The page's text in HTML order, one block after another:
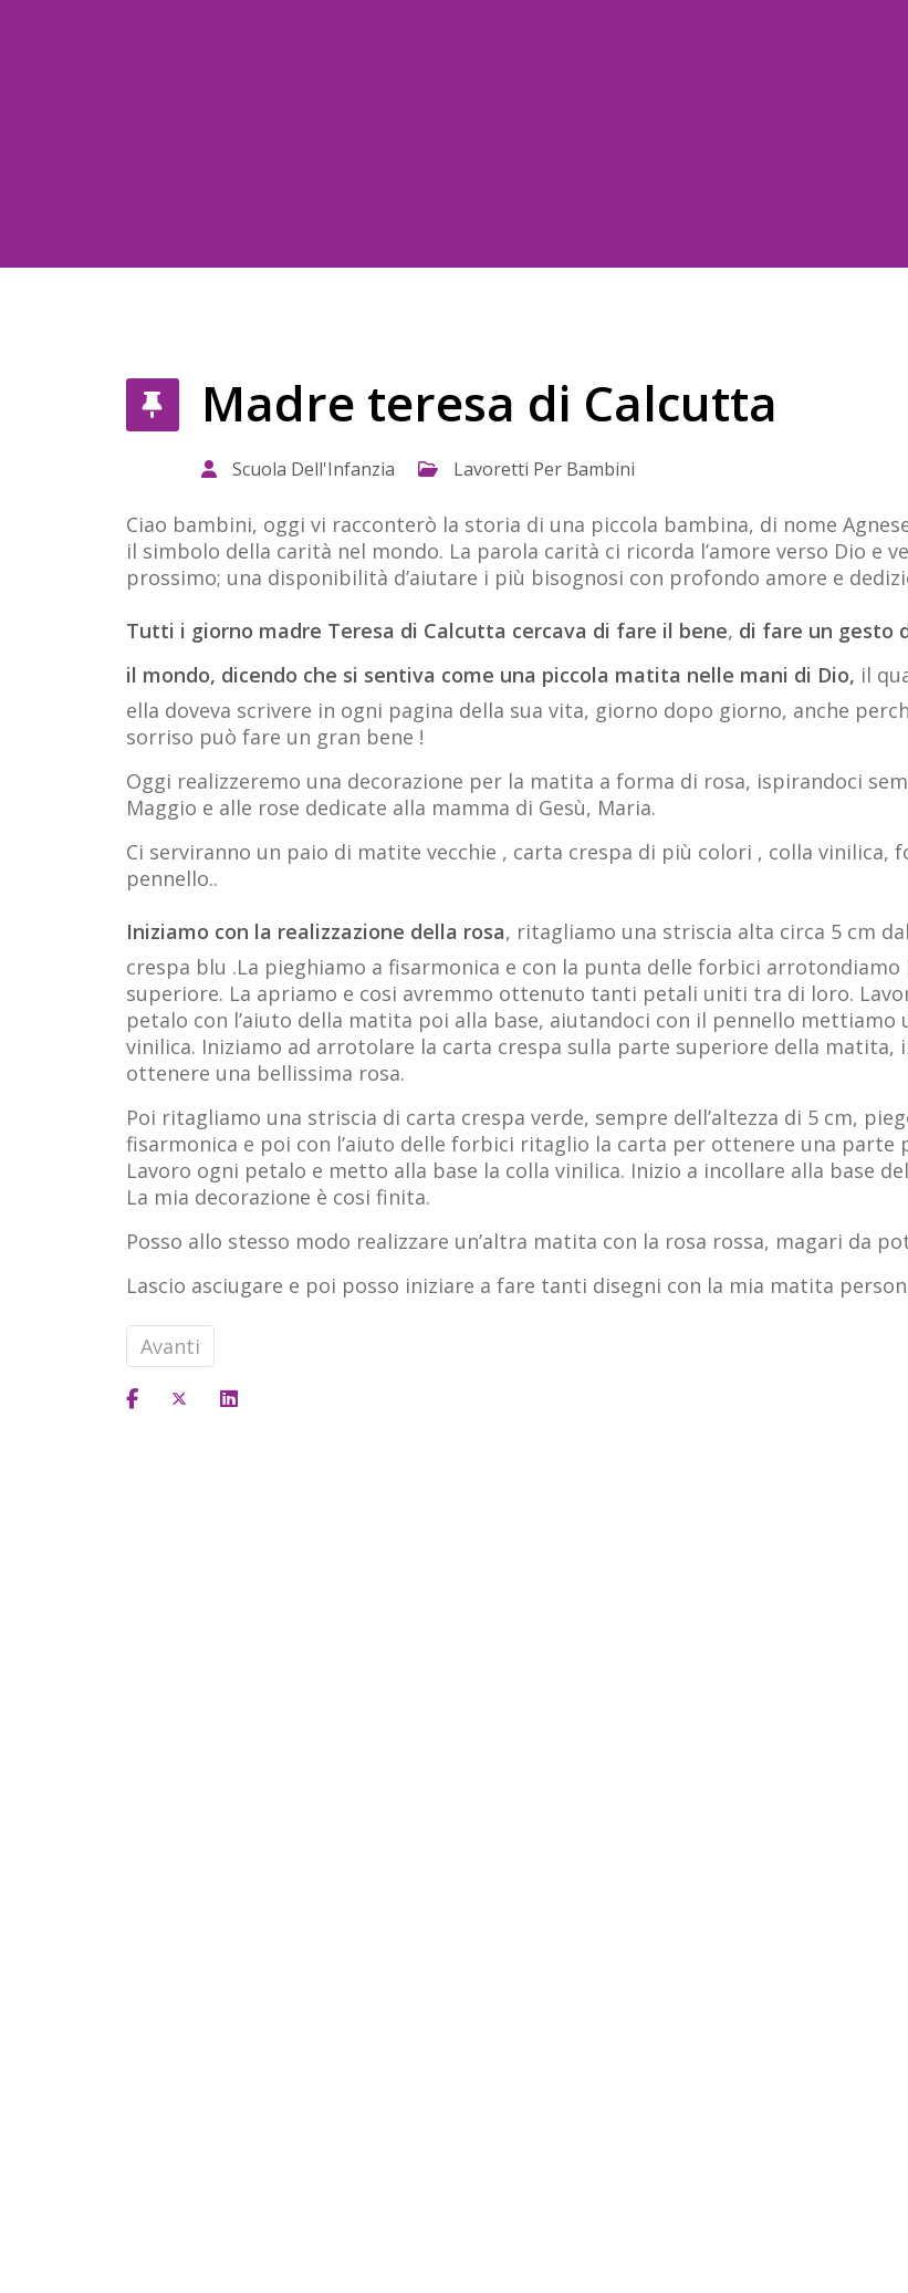
Madre teresa di Calcutta
Scuola Dell'Infanzia Lavoretti Per Bambini
Ciao bambini, oggi vi racconterò la storia di una piccola bambina, di nome
il simbolo della carità nel mondo. La parola carità ci ricorda l’amore verso Dio e
prossimo; una disponibilità d’aiutare i più bisognosi con profondo amore e
Tutti i giorno madre Teresa di Calcutta cercava di fare il bene, di fare un gesto
il mondo, dicendo che si sentiva come una piccola matita nelle mani di Dio, il
ella doveva scrivere in ogni pagina della sua vita, giorno dopo giorno, anche
sorriso può fare un gran bene !
Oggi realizzeremo una decorazione per la matita a forma di rosa, ispirandoci
Maggio e alle rose dedicate alla mamma di Gesù, Maria.
Ci serviranno un paio di matite vecchie , carta crespa di più colori , colla vinilica,
pennello..
Iniziamo con la realizzazione della rosa, ritagliamo una striscia alta circa 5 cm
crespa blu .La pieghiamo a fisarmonica e con la punta delle forbici arrotondiamo
superiore. La apriamo e cosi avremmo ottenuto tanti petali uniti tra di loro.
petalo con l’aiuto della matita poi alla base, aiutandoci con il pennello mettiamo
vinilica. Iniziamo ad arrotolare la carta crespa sulla parte superiore della matita,
ottenere una bellissima rosa.
Poi ritagliamo una striscia di carta crespa verde, sempre dell’altezza di 5 cm,
fisarmonica e poi con l’aiuto delle forbici ritaglio la carta per ottenere una parte
Lavoro ogni petalo e metto alla base la colla vinilica. Inizio a incollare alla base
La mia decorazione è cosi finita.
Posso allo stesso modo realizzare un’altra matita con la rosa rossa, magari da
Lascio asciugare e poi posso iniziare a fare tanti disegni con la mia matita
Articolo successivo: Bolle di sapone giganti
Avanti